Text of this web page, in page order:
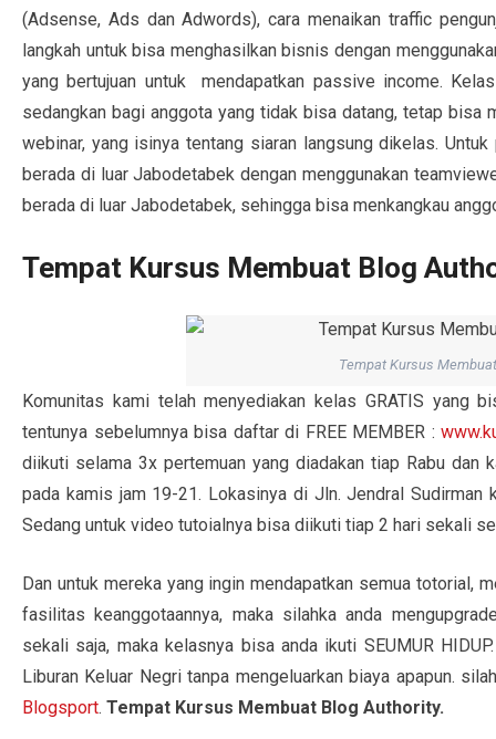
(Adsense, Ads dan Adwords), cara menaikan traffic
langkah untuk bisa menghasilkan bisnis dengan
yang bertujuan untuk mendapatkan passive income.
sedangkan bagi anggota yang tidak bisa datang, tetap
webinar, yang isinya tentang siaran langsung dikelas.
berada di luar Jabodetabek dengan menggunakan
berada di luar Jabodetabek, sehingga bisa menkangkau
Tempat Kursus Membuat Blog
Tempat Kursus
Komunitas kami telah menyediakan kelas GRATIS yang
tentunya sebelumnya bisa daftar di FREE MEMBER :
diikuti selama 3x pertemuan yang diadakan tiap Rabu dan
pada kamis jam 19-21. Lokasinya di Jln. Jendral Sudirman
Sedang untuk video tutoialnya bisa diikuti tiap 2 hari sekali
Dan untuk mereka yang ingin mendapatkan semua totorial,
fasilitas keanggotaannya, maka silahka anda
sekali saja, maka kelasnya bisa anda ikuti SEUMUR
Liburan Keluar Negri tanpa mengeluarkan biaya apapun.
Blogsport. Tempat Kursus Membuat Blog Authority.